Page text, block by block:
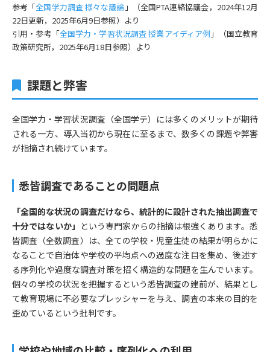
参考「全国学力調査 様々な議論 」（全国PTA連絡協議会，2024年12月
22日更新，2025年6月9日参照）より
引用・参考「全国学力・学習状況調査 授業アイディア例 」（国立教育
政策研究所，2025年6月18日参照）より
課題と弊害
全国学力・学習状況調査（全国学テ）には多くのメリットが期待
される一方、導入当初から現在に至るまで、数多くの課題や弊害
が指摘され続けています。
悉皆調査であることの問題点
「全国的な状況の調査だけなら、統計的に設計された抽出調査で
十分ではないか」 という専門家からの指摘は根強くあります。悉
皆調査（全数調査）は、全ての学校・児童生徒の結果が明らかに
なることで自治体や学校の平均点への過度な注目を集め、後述す
る序列化や過度な調査対策を招く構造的な問題を生んでいます。
個々の学校の状況を把握するという悉皆調査の建前が、結果とし
て教育現場に不必要なプレッシャーを与え、調査の本来の目的を
歪めているという批判です。